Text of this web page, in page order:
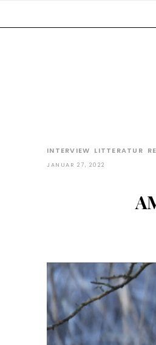
INTERVIEW LITTERATUR
JANUAR 27, 2022